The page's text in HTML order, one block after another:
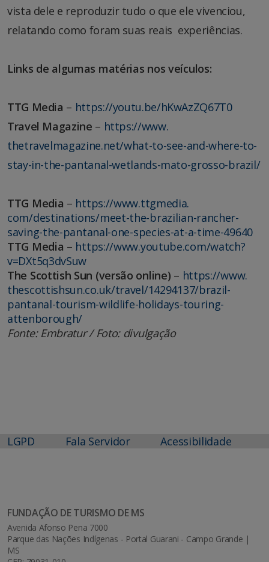
vista dele e reproduzir tudo o que ele vivenciou,
relatando como foram suas reais experiências.
Links de algumas matérias nos veículos:
TTG Media – https://youtu.be/hKwAzZQ67T0
Travel Magazine – https://www.
thetravelmagazine.net/what-to-see-and-where-to-
stay-in-the-pantanal-wetlands-mato-grosso-brazil/
TTG Media – https://www.ttgmedia.
com/destinations/meet-the-brazilian-rancher-
saving-the-pantanal-one-species-at-a-time-49640
TTG Media – https://www.youtube.com/watch?
v=DXt5q3dvSuw
The Scottish Sun (versão online) – https://www.
thescottishsun.co.uk/travel/14294137/brazil-
pantanal-tourism-wildlife-holidays-touring-
attenborough/
Fonte: Embratur / Foto: divulgação
LGPD Fala Servidor Acessibilidade
FUNDAÇÃO DE TURISMO DE MS
Avenida Afonso Pena 7000
Parque das Nações Indígenas - Portal Guarani - Campo Grande |
MS